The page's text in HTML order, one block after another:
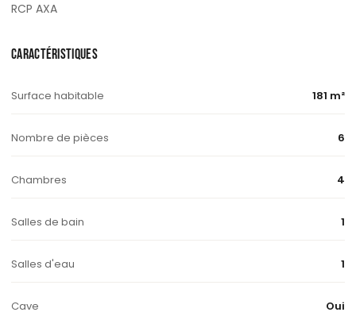
RCP AXA
CARACTÉRISTIQUES
Surface habitable 181 m²
Nombre de pièces 6
Chambres 4
Salles de bain 1
Salles d'eau 1
Cave Oui